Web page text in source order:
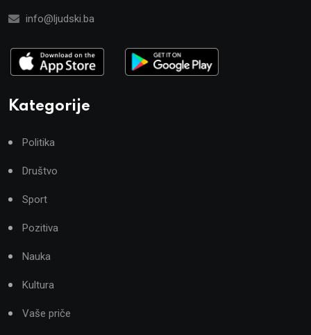
info@ljudski.ba
Kategorije
Politika
Društvo
Sport
Pozitiva
Nauka
Kultura
Vaše priče